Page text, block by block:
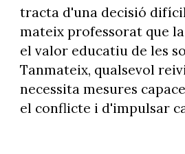
tracta d'una decisió
mateix professorat que
el valor educatiu de les
Tanmateix, qualsevol
necessita mesures
el conflicte i d'impulsar